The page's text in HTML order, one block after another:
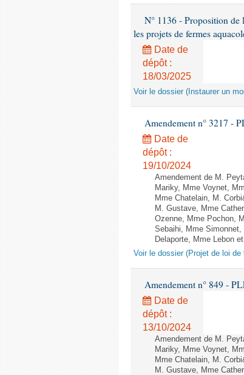
N° 1136 - Proposition de
les projets de fermes
Date de
dépôt :
18/03/2025
Voir le dossier (Instaurer un
Amendement n° 3217 -
Date de
dépôt :
19/10/2024
Amendement de M.
Mariky, Mme Voynet,
Mme Chatelain, M.
M. Gustave, Mme
Ozenne, Mme Pochon,
Sebaihi, Mme Simonnet,
Delaporte, Mme Lebon
Voir le dossier (Projet de loi de
Amendement n° 849 -
Date de
dépôt :
13/10/2024
Amendement de M.
Mariky, Mme Voynet,
Mme Chatelain, M.
M. Gustave, Mme